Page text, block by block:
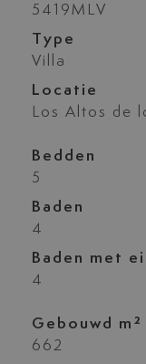
5419MLV
Type
Villa
Locatie
Los Altos de
Bedden
5
Baden
4
Baden met
4
Gebouwd m²
662